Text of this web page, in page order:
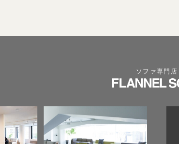
ソファ専門店